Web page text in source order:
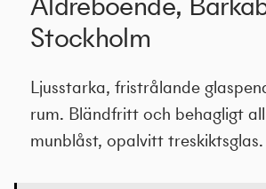
Stockholm
Ljusstarka, fristrålande
rum. Bländfritt och behagligt
munblåst, opalvitt treskiktsglas.